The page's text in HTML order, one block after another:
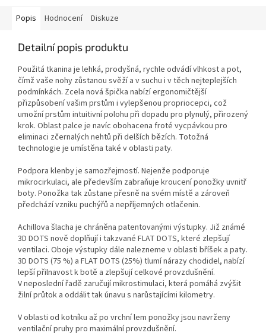
Popis Hodnocení Diskuze
Detailní popis produktu
Použitá tkanina je lehká, prodyšná, rychle odvádí vlhkost a pot,
čímž vaše nohy zůstanou svěží a v suchu i v těch nejteplejších
podmínkách. Zcela nová špička nabízí ergonomičtější
přizpůsobení vašim prstům i vylepšenou propriocepci, což
umožní prstům intuitivní polohu při dopadu pro plynulý, přirozený
krok. Oblast palce je navíc obohacena froté vycpávkou pro
eliminaci zčernalých nehtů při delších bězích. Totožná
technologie je umístěna také v oblasti paty.
Podpora klenby je samozřejmostí. Nejenže podporuje
mikrocirkulaci, ale především zabraňuje kroucení ponožky uvnitř
boty. Ponožka tak zůstane přesně na svém místě a zároveň
předchází vzniku puchýřů a nepříjemných otlačenin.
Achillova šlacha je chráněna patentovanými výstupky. Již známé
3D DOTS nově doplňují i takzvané FLAT DOTS, které zlepšují
ventilaci. Oboje výstupky dále nalezneme v oblasti bříšek a paty.
3D DOTS (75 %) a FLAT DOTS (25%) tlumí nárazy chodidel, nabízí
lepší přilnavost k botě a zlepšují celkové provzdušnění.
V neposlední řadě zaručují mikrostimulaci, která pomáhá zvýšit
žilní průtok a oddálit tak únavu s narůstajícími kilometry.
V oblasti od kotníku až po vrchní lem ponožky jsou navrženy
ventilační pruhy pro maximální provzdušnění.